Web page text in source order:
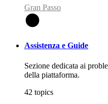
Gran Passo
Assistenza e Guide
Sezione dedicata ai
della piattaforma.
42 topics